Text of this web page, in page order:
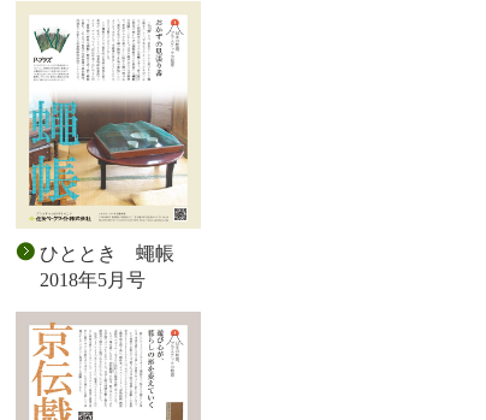
ひととき 蠅帳
2018年5月号